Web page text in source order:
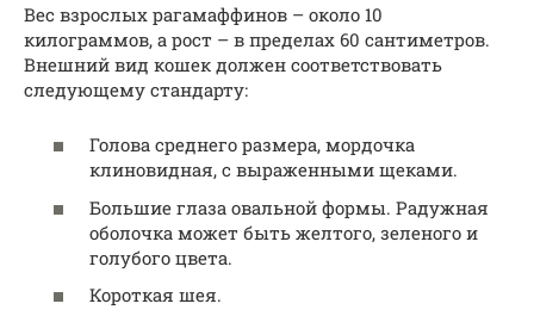
Вес взрослых рагамаффинов – около 10
килограммов, а рост – в пределах 60 сантиметров.
Внешний вид кошек должен соответствовать
следующему стандарту:
Голова среднего размера, мордочка
клиновидная, с выраженными щеками.
Большие глаза овальной формы. Радужная
оболочка может быть желтого, зеленого и
голубого цвета.
Короткая шея.